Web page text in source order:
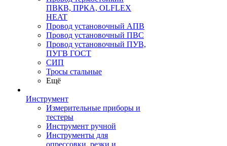
ПВКВ, ПРКА, OLFLEX
HEAT
Провод установочный АПВ
Провод установочный ПВС
Провод установочный ПУВ,
ПУГВ ГОСТ
СИП
Тросы стальные
Ещё
Инструмент
Измерительные приборы и
тестеры
Инструмент ручной
Инструменты для